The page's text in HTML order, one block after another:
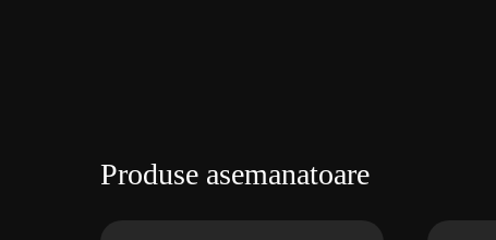
Produse asemanatoare